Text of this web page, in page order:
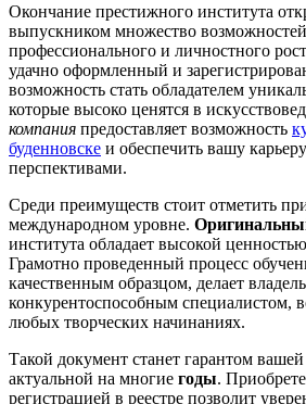
Окончание престижного института
выпускником множество
профессионального и личностного
удачно оформленный и
возможность стать обладателем
которые высоко ценятся в
компания предоставляет возможность
буденновске и обеспечить вашу
перспективами.
Среди преимуществ стоит отметить
международном уровне.
институтa обладает высокой
Грамотно проведенный процесс
качественным образцом, делает
конкурентоспособным специалистом,
любых творческих начинаниях.
Такой документ станет гарантом
актуальной на многие годы.
регистрацией в реестре позволит